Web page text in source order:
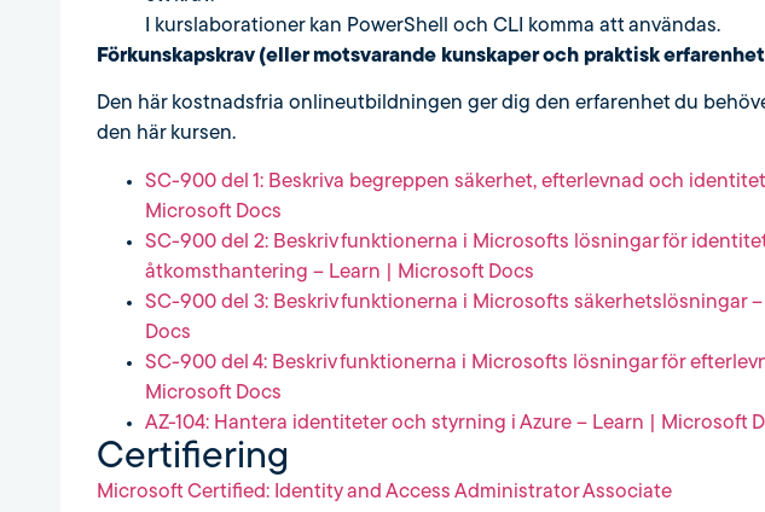
I kurslaborationer kan PowerShell och CLI komma att användas.
Förkunskapskrav (eller motsvarande kunskaper och praktisk
Den här kostnadsfria onlineutbildningen ger dig den erfarenhet du
den här kursen.
SC-900 del 1: Beskriva begreppen säkerhet, efterlevnad och
Microsoft Docs
SC-900 del 2: Beskriv funktionerna i Microsofts lösningar för
åtkomsthantering – Learn | Microsoft Docs
SC-900 del 3: Beskriv funktionerna i Microsofts säkerhetslösningar
Docs
SC-900 del 4: Beskriv funktionerna i Microsofts lösningar för
Microsoft Docs
AZ-104: Hantera identiteter och styrning i Azure – Learn | Microsoft
Certifiering
Microsoft Certified: Identity and Access Administrator Associate